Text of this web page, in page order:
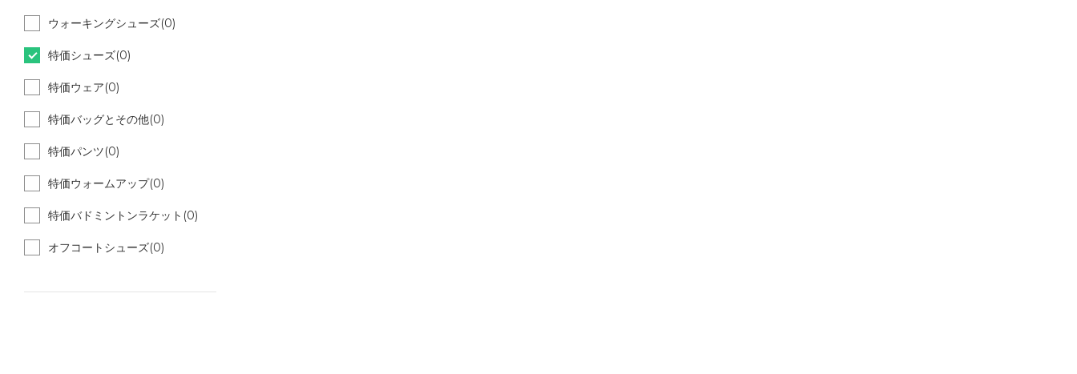
ウォーキングシューズ(0)
特価シューズ(0)
特価ウェア(0)
特価バッグとその他(0)
特価パンツ(0)
特価ウォームアップ(0)
特価バドミントンラケット(0)
オフコートシューズ(0)